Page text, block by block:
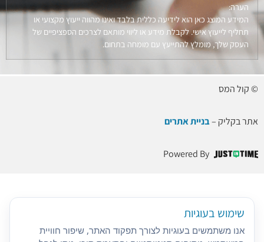
הערה:
המידע המוצג כאן הוא לידיעה כללית בלבד ואינו מהווה ייעוץ מקצועי או
תחליף לייעוץ אישי. לקבלת מידע או ליווי מותאם לצרכים הספציפיים של
העסק שלך, מומלץ להתייעץ עם מומחה בתחום.
© קול המס
אתר בקליק –בניית אתרים
Powered By
שימוש בעוגיות
אנו משתמשים בעוגיות לצורך תפקוד האתר, שיפור חוויית